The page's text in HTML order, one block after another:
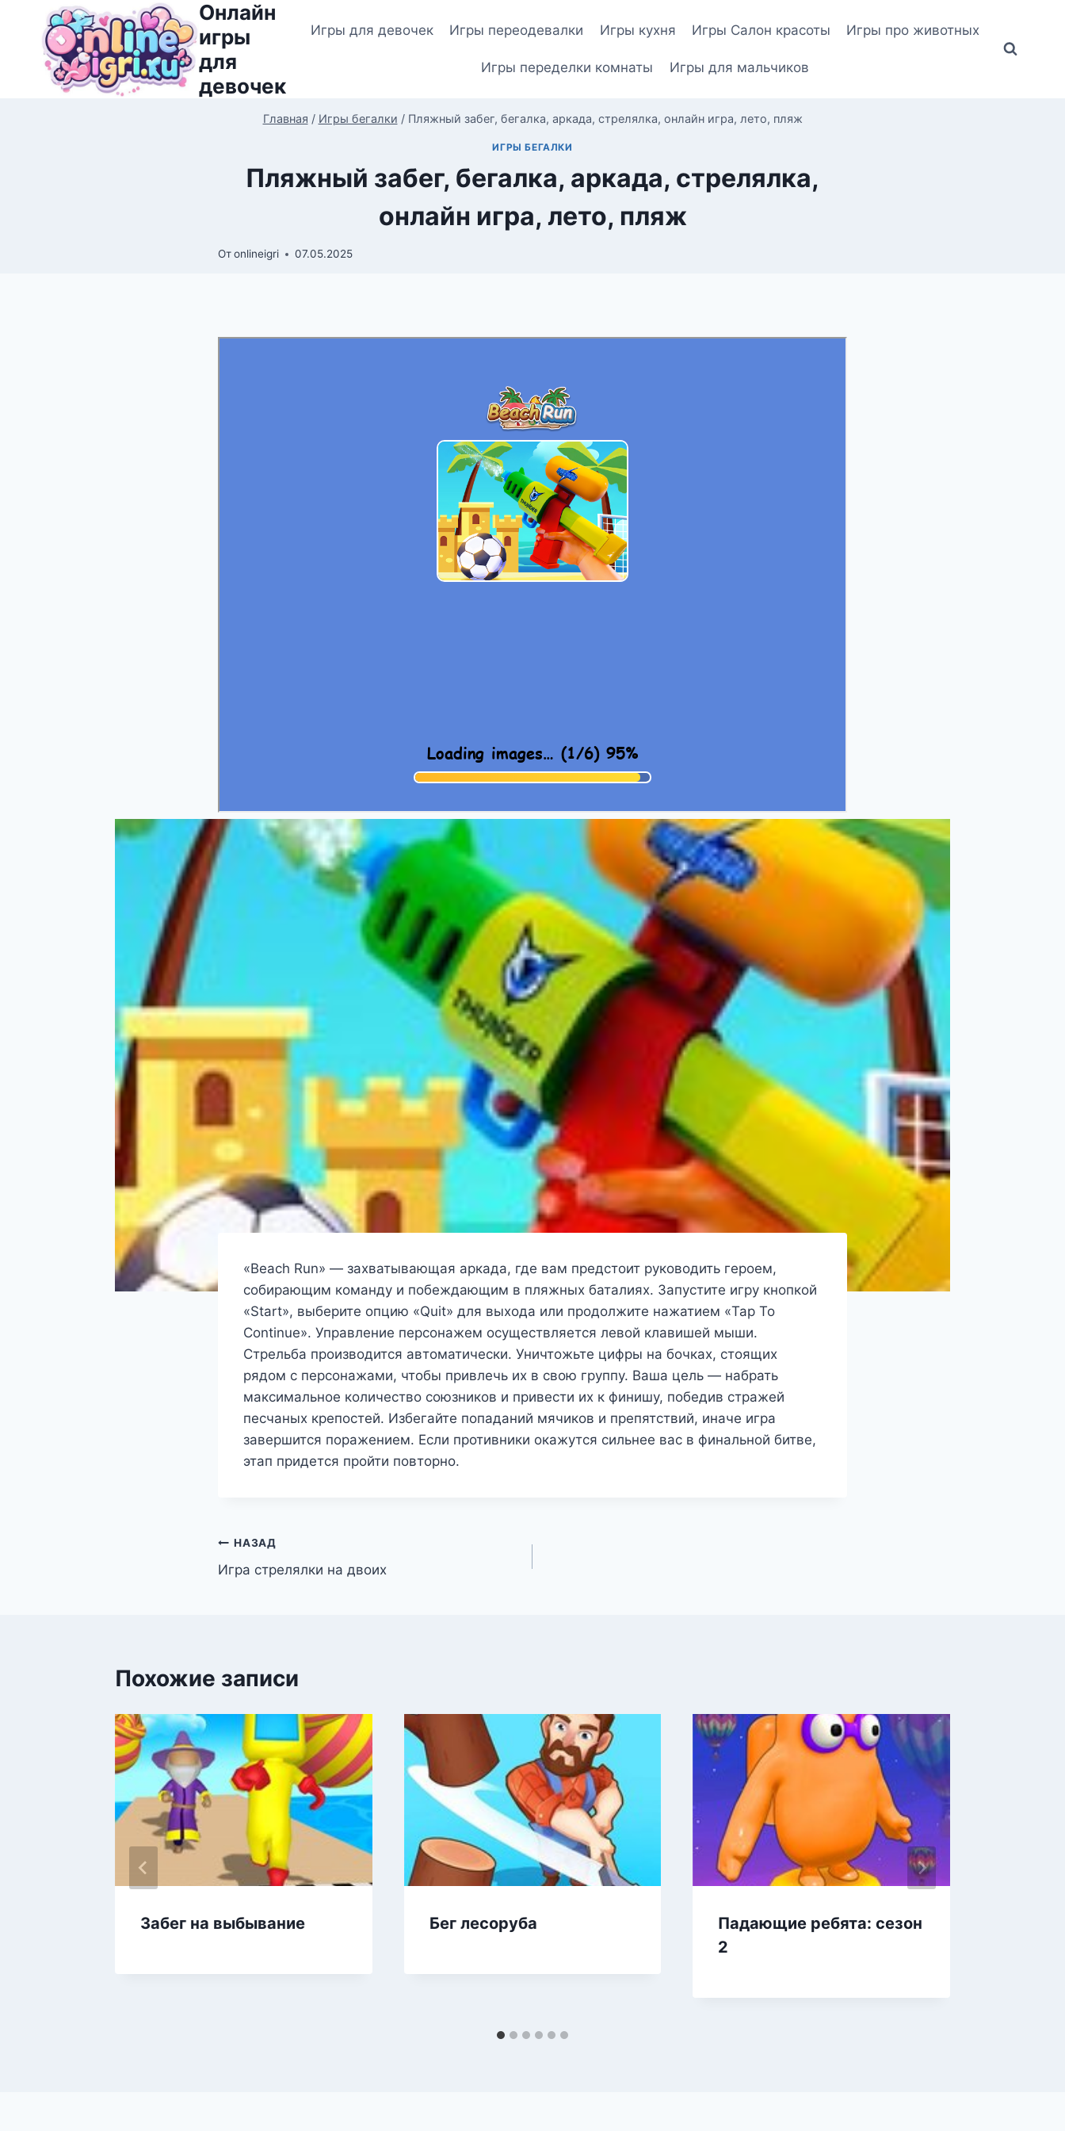
Перейти
содержимому
Онлайн
игры
для
девочек
Игры для девочек Игры переодевалки Игры кухня Игры Салон красоты Игры про животных
Игры переделки комнаты Игры для мальчиков
Главная / Игры бегалки / Пляжный забег, бегалка, аркада, стрелялка, онлайн игра, лето, пляж
ИГРЫ БЕГАЛКИ
Пляжный забег, бегалка, аркада, стрелялка,
онлайн игра, лето, пляж
Отonlineigri 07.05.2025
«Beach Run» — захватывающая аркада, где вам предстоит руководить героем,
собирающим команду и побеждающим в пляжных баталиях. Запустите игру кнопкой
«Start», выберите опцию «Quit» для выхода или продолжите нажатием «Tap To
Continue». Управление персонажем осуществляется левой клавишей мыши.
Стрельба производится автоматически. Уничтожьте цифры на бочках, стоящих
рядом с персонажами, чтобы привлечь их в свою группу. Ваша цель — набрать
максимальное количество союзников и привести их к финишу, победив стражей
песчаных крепостей. Избегайте попаданий мячиков и препятствий, иначе игра
завершится поражением. Если противники окажутся сильнее вас в финальной битве,
этап придется пройти повторно.
Навигация
по
НАЗАД
Игра стрелялки на двоих
Похожие записи
Забег на выбывание Бег лесоруба
Падающие ребята: сезон
2